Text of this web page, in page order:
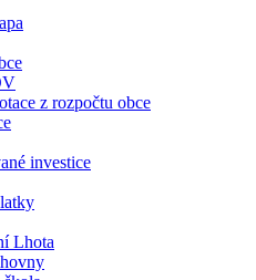
z rozpočtu obce
investice
Lhota